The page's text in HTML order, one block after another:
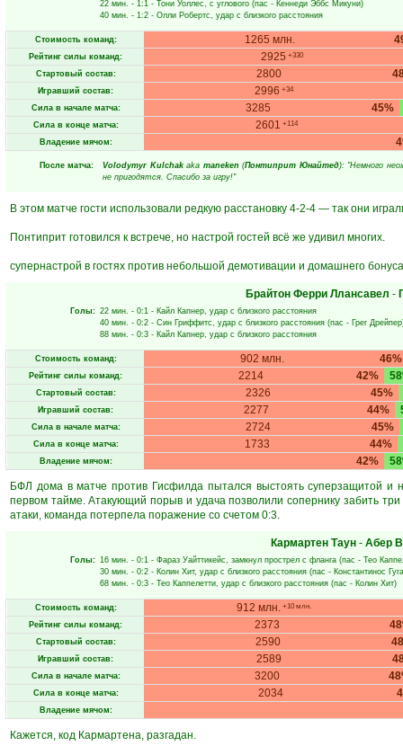
22 мин. - 1:1 - Тони Уоллес, с углового (пас - Кеннеди Эббс Микуни)
40 мин. - 1:2 - Олли Робертс, удар с близкого расстояния
Стоимость команд: 1265 млн.
Рейтинг силы команд: 2925 +330
Стартовый состав: 2800
Игравший состав: 2996 +34
Сила в начале матча: 45%
3285
Сила в конце матча: 2601 +114
Владение мячом:
После матча: Volodymyr Kulchak aka maneken (Понтиприт Юнайтед): "Немного
не пригодятся. Спасибо за игру!"
В этом матче гости использовали редкую расстановку 4-2-4 — так они
Понтиприт готовился к встрече, но настрой гостей всё же удивил многих.
супернастрой в гостях против небольшой демотивации и домашнего
Брайтон Ферри Ллансавел -
Голы: 22 мин. - 0:1 - Кайл Капнер, удар с близкого расстояния
40 мин. - 0:2 - Син Гриффитс, удар с близкого расстояния (пас - Грег Дрейпер
88 мин. - 0:3 - Кайл Капнер, удар с близкого расстояния
Стоимость команд: 46%
902 млн.
Рейтинг силы команд: 42%
2214
Стартовый состав: 45%
2326
Игравший состав: 44%
2277
Сила в начале матча: 45%
2724
Сила в конце матча: 44%
1733
Владение мячом: 42%
БФЛ дома в матче против Гисфилда пытался выстоять суперзащитой и
первом тайме. Атакующий порыв и удача позволили сопернику забить
атаки, команда потерпела поражение со счетом 0:3.
Кармартен Таун - Абер
Голы: 16 мин. - 0:1 - Фараз Уайттикейс, замкнул прострел с фланга (пас - Тео
30 мин. - 0:2 - Колин Хит, удар с близкого расстояния (пас - Константинос
68 мин. - 0:3 - Тео Каппелетти, удар с близкого расстояния (пас - Колин Хит)
Стоимость команд: 912 млн. +10 млн.
Рейтинг силы команд: 2373
Стартовый состав: 2590
Игравший состав: 2589
Сила в начале матча: 3200
Сила в конце матча: 2034
Владение мячом:
Кажется, код Кармартена, разгадан.